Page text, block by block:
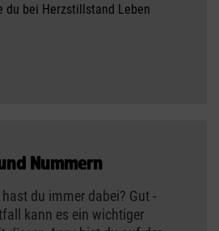
du bei Herzstillstand Leben
Nummern
du immer dabei? Gut -
kann es ein wichtiger